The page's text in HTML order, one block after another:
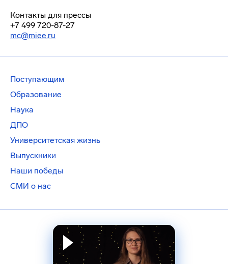
Контакты для прессы
+7 499 720-87-27
mc@miee.ru
Поступающим
Образование
Наука
ДПО
Университетская жизнь
Выпускники
Наши победы
СМИ о нас